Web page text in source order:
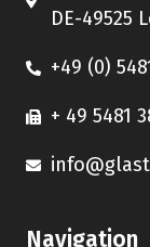
DE-49525
+49 (0)
+ 49 5481
Navigation